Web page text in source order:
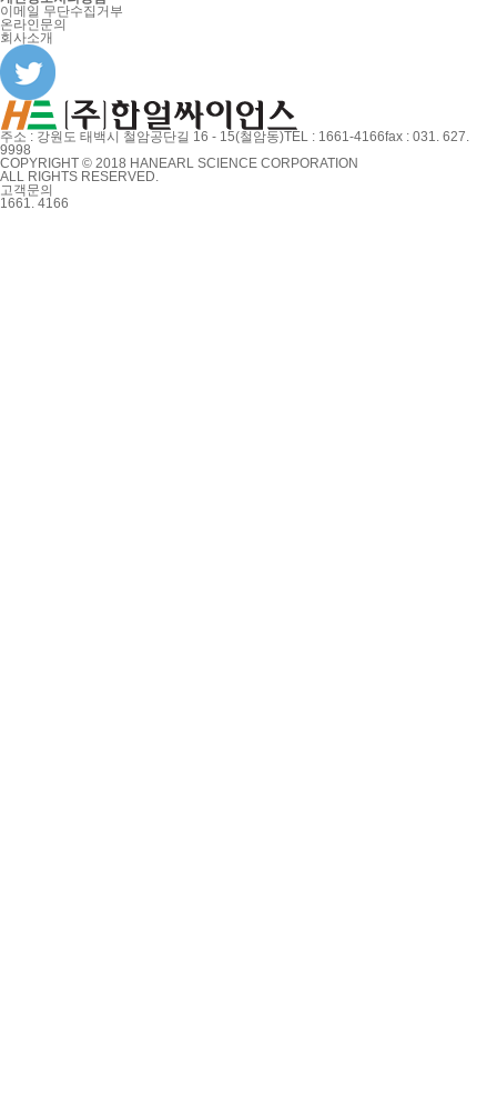
이메일 무단수집거부
온라인문의
회사소개
주소 : 강원도 태백시 철암공단길 16 - 15(철암동)TEL : 1661-4166fax : 031. 627.
9998
COPYRIGHT © 2018 HANEARL SCIENCE CORPORATION
ALL RIGHTS RESERVED.
고객문의
1661. 4166